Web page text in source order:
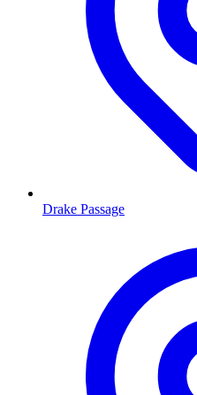
Drake Passage